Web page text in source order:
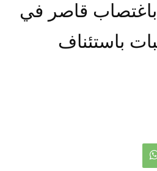
باغتصاب قاصر في
باستئناف